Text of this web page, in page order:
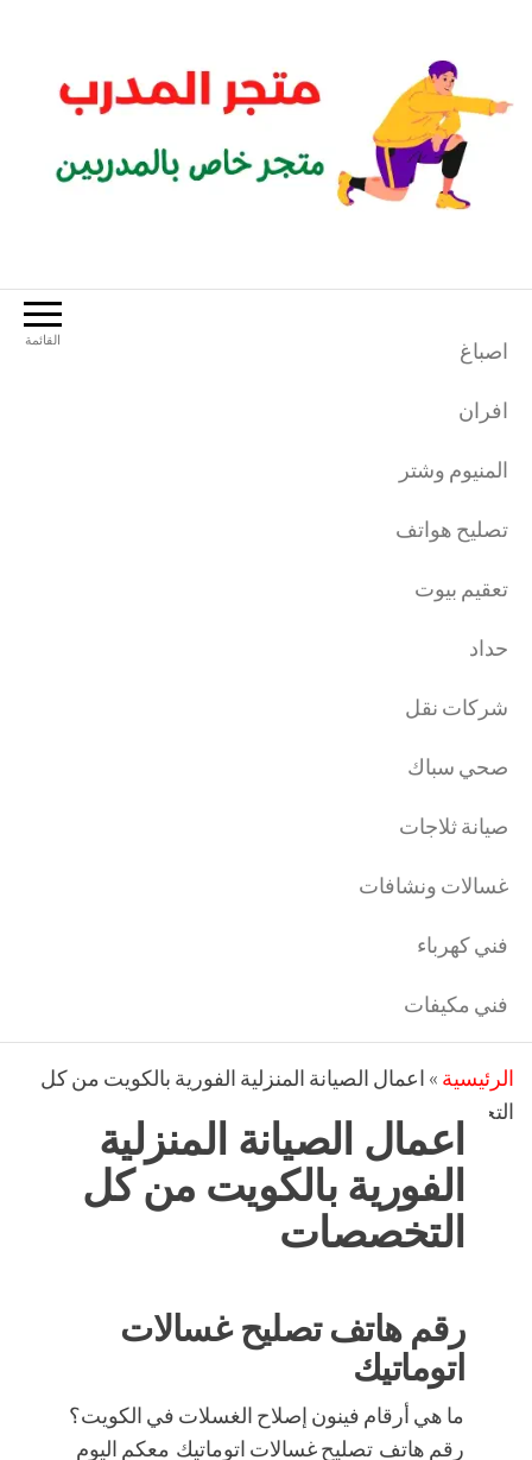
القائمة اصباغ
افران
المنيوم وشتر
تصليح هواتف
تعقيم بيوت
حداد
شركات نقل
صحي سباك
صيانة ثلاجات
غسالات ونشافات
فني كهرباء
فني مكيفات
الرئيسية » اعمال الصيانة المنزلية الفورية بالكويت من كل
التخصصاتاعمال الصيانة المنزلية
الفورية بالكويت من كل
التخصصات
رقم هاتف تصليح غسالات
اتوماتيك
ما هي أرقام فينون إصلاح الغسلات في الكويت؟
رقم هاتف تصليح غسالات اتوماتيك معكم اليوم